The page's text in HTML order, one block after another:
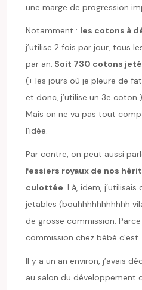
une marge de progression
Notamment : les cotons à
j’utilise 2 fois par jour, tous
par an. Soit 730 cotons
(+ les jours où je pleure de
et donc, j’utilise un 3e coton.)
Mais on ne va pas tout
l’idée.
Par contre, on peut aussi
fessiers royaux de nos
culottée. Là, idem,
jetables (bouhhhhhhhhhhh
de grosse commission. Parce
commission chez bébé c’est…
Il y a un an environ, j’avais
au salon du développement